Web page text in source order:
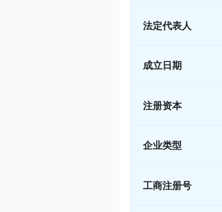
法定代表人
成立日期
注册资本
企业类型
工商注册号